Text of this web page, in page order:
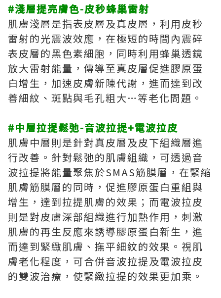
#淺層提亮膚色-皮秒蜂巢雷射
肌膚淺層是指表皮層及真皮層，利用皮秒
雷射的光震波效應，在極短的時間內震碎
表皮層的黑色素細胞，同時利用蜂巢透鏡
放大雷射能量，傳導至真皮層促進膠原蛋
白增生，加速皮膚新陳代謝，進而達到改
善細紋、斑點與毛孔粗大…等老化問題。
#中層拉提鬆弛-音波拉提+電波拉皮
肌膚中層則是針對真皮層及皮下組織層進
行改善。針對鬆弛的肌膚組織，可透過音
波拉提將能量聚焦於SMAS筋膜層，在緊縮
肌膚筋膜層的同時，促進膠原蛋白重組與
增生，達到拉提肌膚的效果；而電波拉皮
則是對皮膚深部組織進行加熱作用，刺激
肌膚的再生反應來誘導膠原蛋白新生，進
而達到緊緻肌膚、撫平細紋的效果。視肌
膚老化程度，可合併音波拉提及電波拉皮
的雙波治療，使緊緻拉提的效果更加乘。